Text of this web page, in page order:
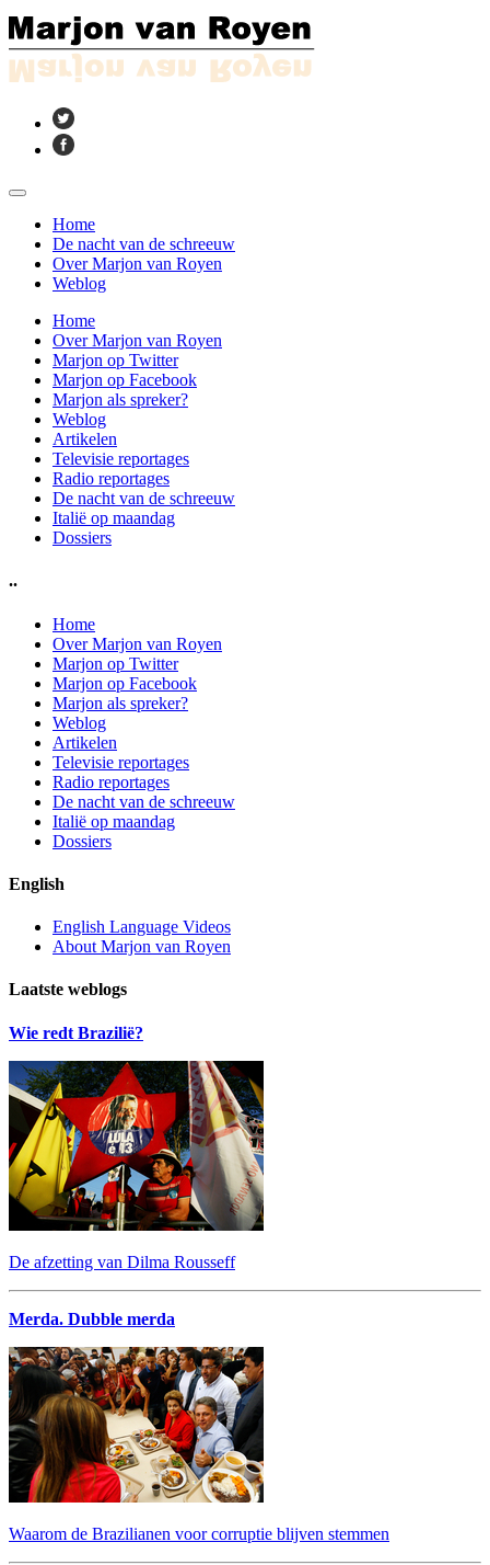
Home
De nacht van de schreeuw
Over Marjon van Royen
Weblog
Home
Over Marjon van Royen
Marjon op Twitter
Marjon op Facebook
Marjon als spreker?
Weblog
Artikelen
Televisie reportages
Radio reportages
De nacht van de schreeuw
Italië op maandag
Dossiers
..
Home
Over Marjon van Royen
Marjon op Twitter
Marjon op Facebook
Marjon als spreker?
Weblog
Artikelen
Televisie reportages
Radio reportages
De nacht van de schreeuw
Italië op maandag
Dossiers
English
English Language Videos
About Marjon van Royen
Laatste weblogs
Wie redt Brazilië?
De afzetting van Dilma Rousseff
Merda. Dubble merda
Waarom de Brazilianen voor corruptie blijven stemmen